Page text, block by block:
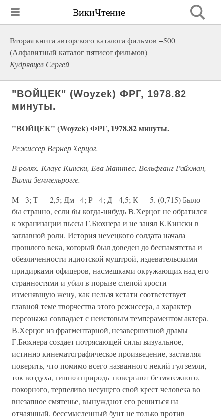
ВикиЧтение
Вторая книга авторского каталога фильмов +500
(Алфавитный каталог пятисот фильмов)
Кудрявцев Сергей
"ВОЙЦЕК" (Woyzek) ФРГ, 1978.82
минуты.
"ВОЙЦЕК" (Woyzek) ФРГ, 1978.82 минуты.
Режиссер Вернер Херцог.
В ролях: Клаус Кински, Ева Маттес, Вольфганг Райхман,
Вилли Земмельрогге.
М - 3; Т — 2,5; Дм - 4; Р - 4; Д - 4,5; К — 5. (0,715) Было
бы странно, если бы когда-нибудь В.Херцог не обратился
к экранизации пьесы Г.Бюхнера и не занял К.Кински в
заглавной роли. История немецкого солдата начала
прошлого века, который был доведен до беспамятства и
обезличенности идиотской муштрой, издевательскими
придирками офицеров, насмешками окружающих над его
странностями и убил в порыве слепой ярости
изменявшую жену, как нельзя кстати соответствует
главной теме творчества этого режиссера, а характер
персонажа совпадает с неистовым темпераментом актера.
В.Херцог из фрагментарной, незавершенной драмы
Г.Бюхнера создает потрясающей силы визуальное,
истинно кинематографическое произведение, заставляя
поверить, что помимо всего названного некий гул земли,
ток воздуха, гипноз природы повергают безмятежного,
покорного, терпеливо несущего свой крест человека во
внезапное смятенье, вынуждают его решиться на
отчаянный, бессмысленный бунт не только против